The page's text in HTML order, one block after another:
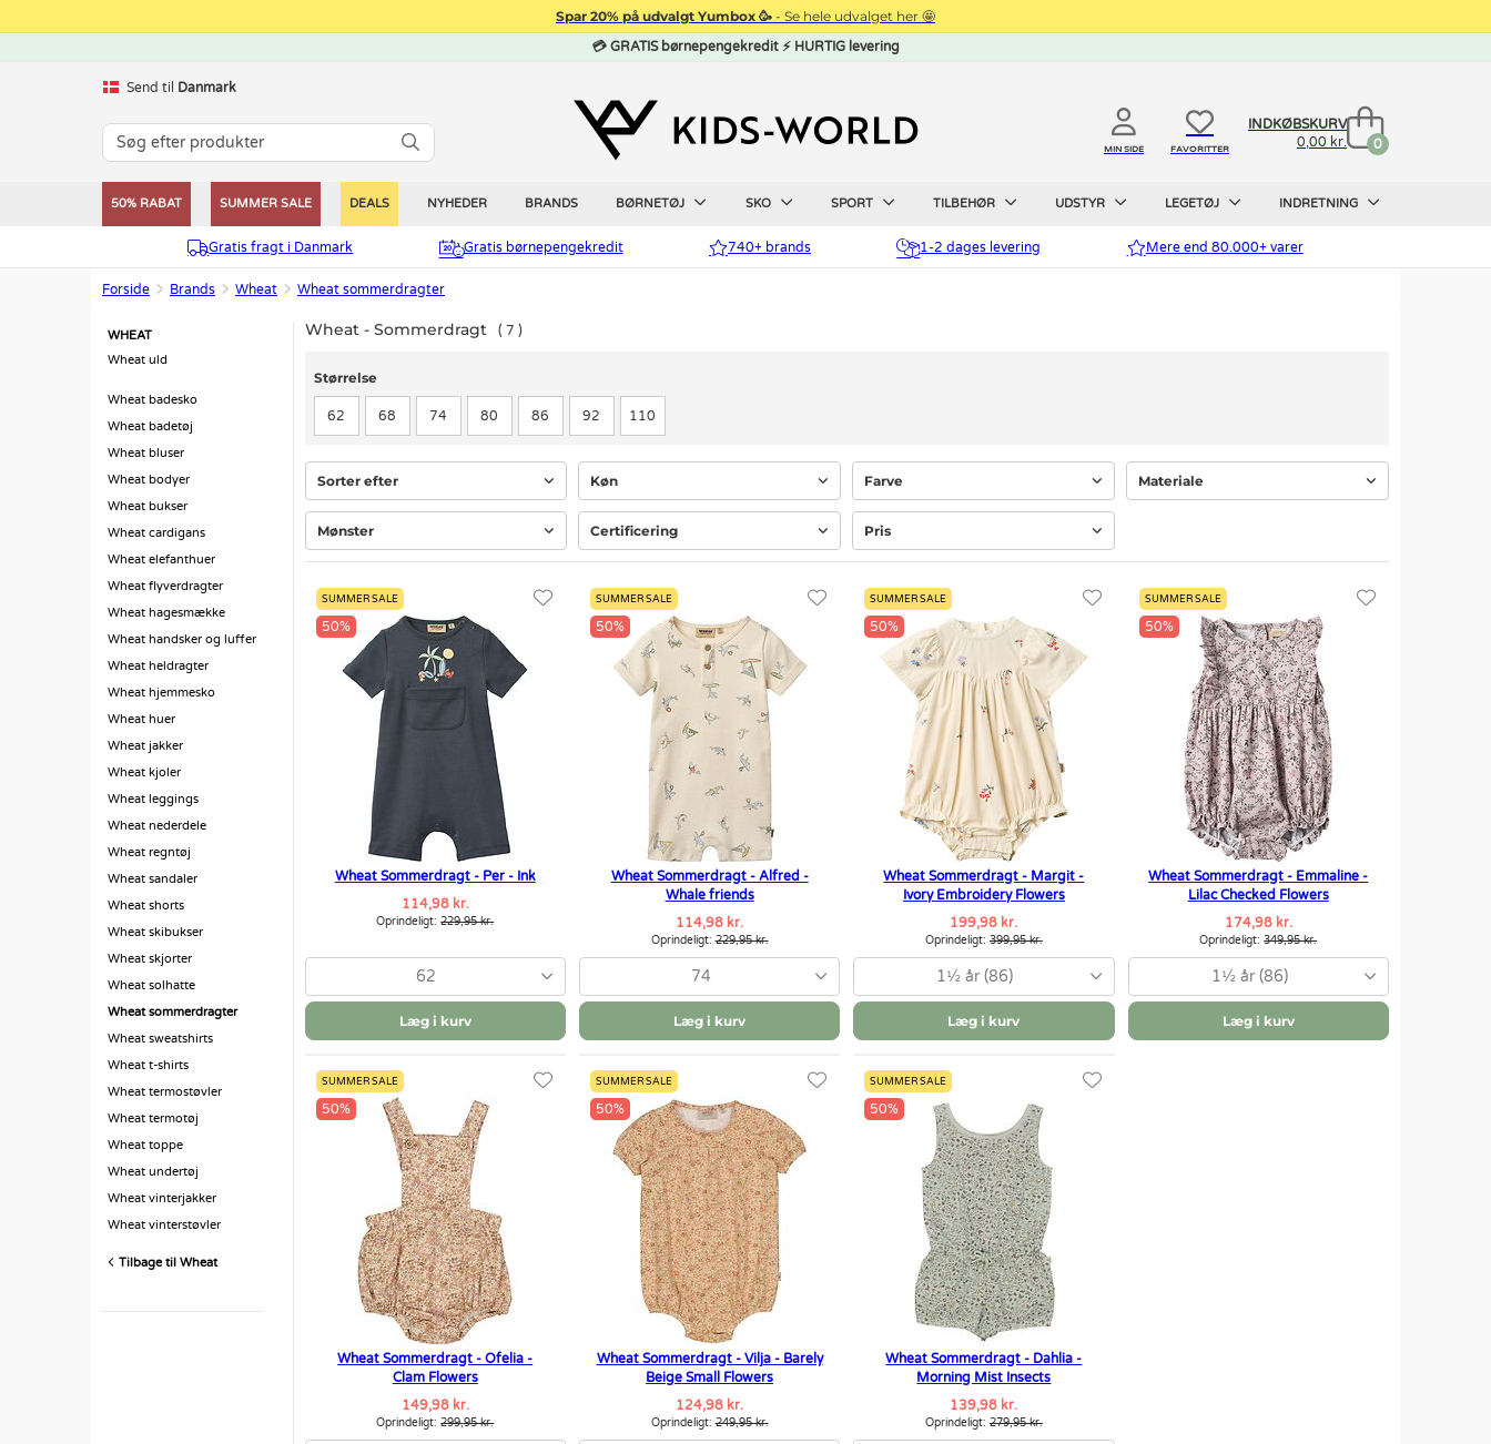
Spar 20% på udvalgt Yumbox 🥳 - Se hele udvalget her 🤩
💳 GRATIS børnepengekredit ⚡ HURTIG levering
Send til Danmark
MIN SIDE FAVORITTER
INDKØBSKURV
0,00 kr.
0
50% RABAT SUMMER SALE DEALS NYHEDER BRANDS BØRNETØJ SKO SPORT TILBEHØR UDSTYR LEGETØJ INDRETNING
Gratis fragt i Danmark Gratis børnepengekredit 740+ brands 1-2 dages levering Mere end 80.000+ varer
Forside Brands Wheat Wheat sommerdragter
WHEAT
Wheat uld
Wheat badesko
Wheat badetøj
Wheat bluser
Wheat bodyer
Wheat bukser
Wheat cardigans
Wheat elefanthuer
Wheat flyverdragter
Wheat hagesmække
Wheat handsker og luffer
Wheat heldragter
Wheat hjemmesko
Wheat huer
Wheat jakker
Wheat kjoler
Wheat leggings
Wheat nederdele
Wheat regntøj
Wheat sandaler
Wheat shorts
Wheat skibukser
Wheat skjorter
Wheat solhatte
Wheat sommerdragter
Wheat sweatshirts
Wheat t-shirts
Wheat termostøvler
Wheat termotøj
Wheat toppe
Wheat undertøj
Wheat vinterjakker
Wheat vinterstøvler
Tilbage til Wheat
Wheat - Sommerdragt 7
Størrelse
62 68 74 80 86 92 110
Sorter efter Køn Farve Materiale
Mønster Certificering Pris
SUMMER SALE
50%
Wheat Sommerdragt - Per - Ink
114,98 kr.
Oprindeligt:229,95 kr.
62
Læg i kurv
SUMMER SALE
50%
Wheat Sommerdragt - Alfred -
Whale friends
114,98 kr.
Oprindeligt:229,95 kr.
74
Læg i kurv
SUMMER SALE
50%
Wheat Sommerdragt - Margit -
Ivory Embroidery Flowers
199,98 kr.
Oprindeligt: 399,95 kr.
1½ år (86)
Læg i kurv
SUMMER SALE
50%
Wheat Sommerdragt - Emmaline -
Lilac Checked Flowers
174,98 kr.
Oprindeligt:349,95 kr.
1½ år (86)
Læg i kurv
SUMMER SALE
50%
Wheat Sommerdragt - Ofelia -
Clam Flowers
149,98 kr.
Oprindeligt:299,95 kr.
SUMMER SALE
50%
Wheat Sommerdragt - Vilja - Barely
Beige Small Flowers
124,98 kr.
Oprindeligt:249,95 kr.
SUMMER SALE
50%
Wheat Sommerdragt - Dahlia -
Morning Mist Insects
139,98 kr.
Oprindeligt: 279,95 kr.